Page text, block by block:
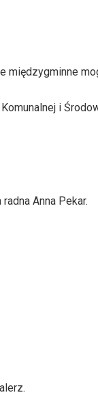
międzygminne
i
Anna Pekar.